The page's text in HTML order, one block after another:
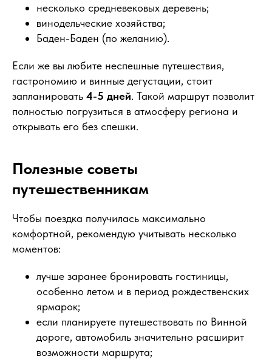
несколько средневековых деревень;
винодельческие хозяйства;
Баден-Баден (по желанию).
Если же вы любите неспешные путешествия,
гастрономию и винные дегустации, стоит
запланировать 4-5 дней. Такой маршрут позволит
полностью погрузиться в атмосферу региона и
открывать его без спешки.
Полезные советы
путешественникам
Чтобы поездка получилась максимально
комфортной, рекомендую учитывать несколько
моментов:
лучше заранее бронировать гостиницы,
особенно летом и в период рождественских
ярмарок;
если планируете путешествовать по Винной
дороге, автомобиль значительно расширит
возможности маршрута;